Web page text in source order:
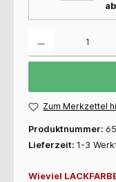
Zum Merkzettel
Produktnummer:
Lieferzeit: 1-3
Wieviel